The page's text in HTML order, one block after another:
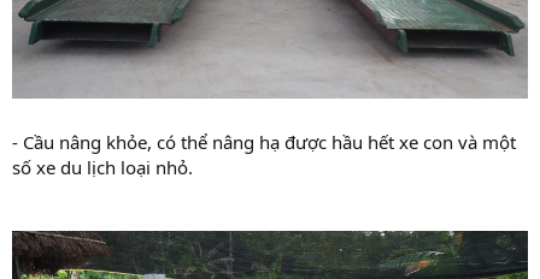
- Cầu nâng khỏe, có thể nâng hạ được hầu hết xe con và một
số xe du lịch loại nhỏ.